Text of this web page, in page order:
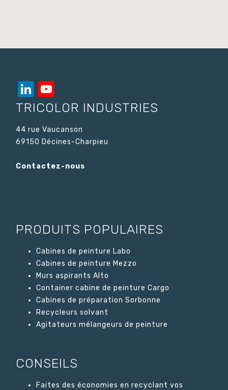
LinkedIn
Channel
TRICOLOR INDUSTRIES
44 rue Vaucanson
69150 Décines-Charpieu
Contactez-nous
PRODUITS POPULAIRES
Cabines de peinture Labo
Cabines de peinture Mezzo
Murs aspirants Alto
Container cabine de peinture Cargo
Cabines de préparation Sorbonne
Recycleurs solvant
Agitateurs mélangeurs de peinture
CONSEILS
Faites des économies en recyclant vos